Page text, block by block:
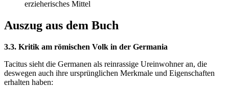
erzieherisches Mittel
Auszug aus dem Buch
3.3. Kritik am römischen Volk in der Germania
Tacitus sieht die Germanen als reinrassige Ureinwohner an, die
deswegen auch ihre ursprünglichen Merkmale und Eigenschaften
erhalten haben: